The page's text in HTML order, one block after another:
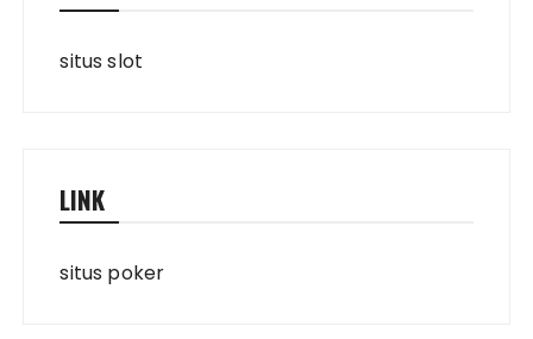
situs slot
LINK
situs poker